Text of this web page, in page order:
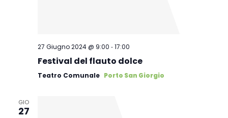
27 Giugno 2024 @ 9:00 -17:00
Festival del flauto dolce
Teatro Comunale Porto San Giorgio
GIO
27